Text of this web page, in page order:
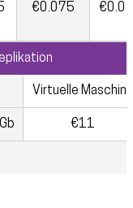
€0.075 €0.06
Virtuelle Maschine
€11